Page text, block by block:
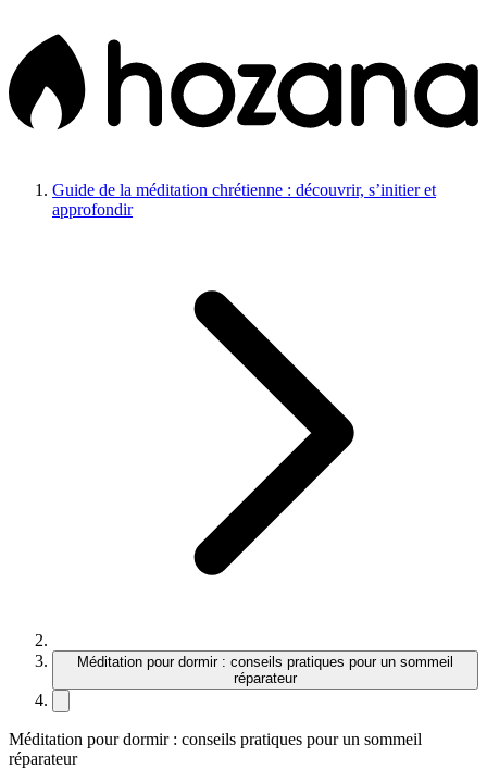
Guide de la méditation chrétienne : découvrir, s’initier et
approfondir
Méditation pour dormir : conseils pratiques pour un sommeil
réparateur
Méditation pour dormir : conseils pratiques pour un sommeil
réparateur